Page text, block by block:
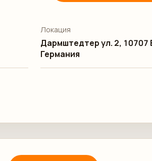
Локация
Дармштедтер ул. 2, 10707
Германия